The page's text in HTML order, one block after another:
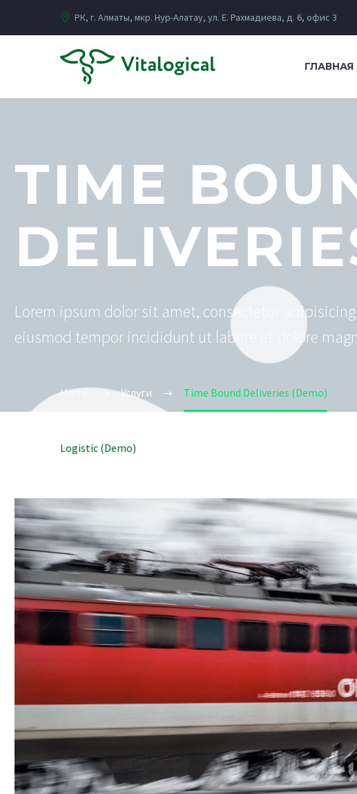
РК, г. Алматы, мкр. Нур-Алатау, ул. Е. Рахмадиева, д. 6, офис 3
ГЛАВНАЯ
TIME
Lorem ipsum dolor sit amet, consectetur
eiusmod tempor incididunt ut labore et dolore
Home Услуги Time Bound Deliveries (Demo)
Logistic (Demo)